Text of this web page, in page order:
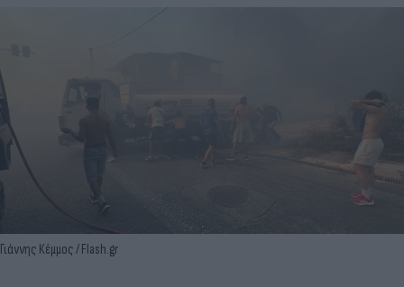
Γιάννης Κέμμος / Flash.gr